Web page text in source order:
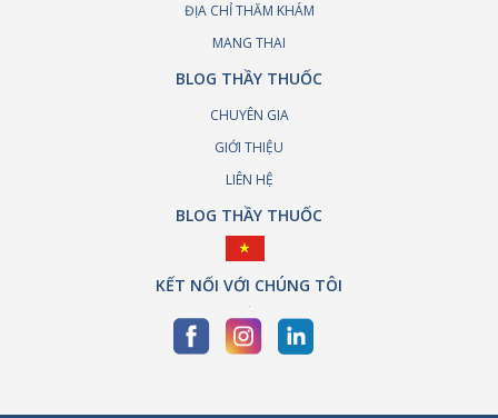
ĐỊA CHỈ THĂM KHÁM
MANG THAI
BLOG THẦY THUỐC
CHUYÊN GIA
GIỚI THIỆU
LIÊN HỆ
BLOG THẦY THUỐC
KẾT NỐI VỚI CHÚNG TÔI